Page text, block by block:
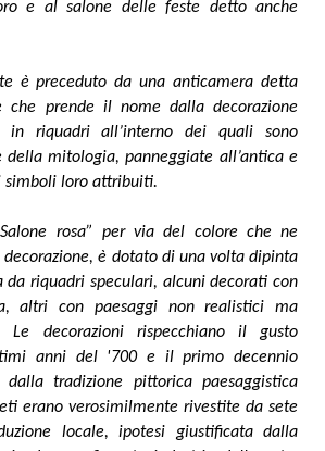
e al salone delle feste detto anche
è preceduto da una anticamera detta
che prende il nome dalla decorazione
in riquadri all’interno dei quali sono
mitologia, panneggiate all’antica e
simboli loro attribuiti.
rosa” per via del colore che ne
è dotato di una volta dipinta
da riquadri speculari, alcuni decorati con
altri con paesaggi non realistici ma
decorazioni rispecchiano il gusto
anni del '700 e il primo decennio
dalla tradizione pittorica paesaggistica
erano verosimilmente rivestite da sete
locale, ipotesi giustificata dalla